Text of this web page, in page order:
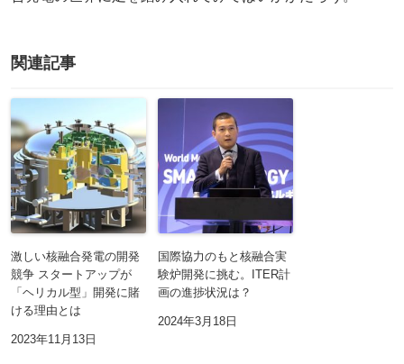
関連記事
激しい核融合発電の開発
競争 スタートアップが
「ヘリカル型」開発に賭
ける理由とは
2023年11月13日
国際協力のもと核融合実
験炉開発に挑む。ITER計
画の進捗状況は？
2024年3月18日